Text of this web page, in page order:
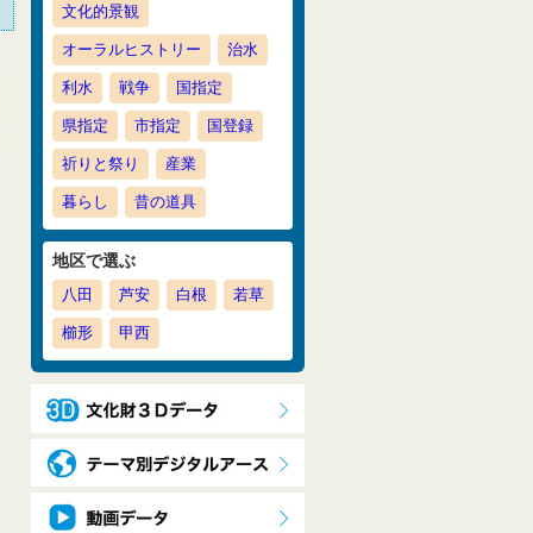
文化的景観
オーラルヒストリー 治水
利水 戦争 国指定
県指定 市指定 国登録
祈りと祭り 産業
暮らし 昔の道具
地区で選ぶ
八田 芦安 白根 若草
櫛形 甲西